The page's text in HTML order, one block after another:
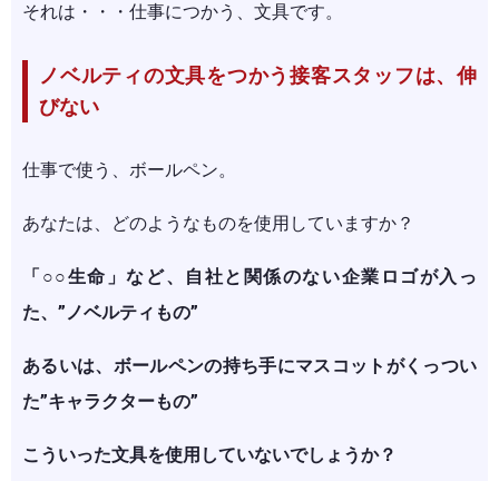
それは・・・仕事につかう、文具です。
ノベルティの文具をつかう接客スタッフは、伸
びない
仕事で使う、ボールペン。
あなたは、どのようなものを使用していますか？
「○○生命」など、自社と関係のない企業ロゴが入っ
た、”ノベルティもの”
あるいは、ボールペンの持ち手にマスコットがくっつい
た”キャラクターもの”
こういった文具を使用していないでしょうか？